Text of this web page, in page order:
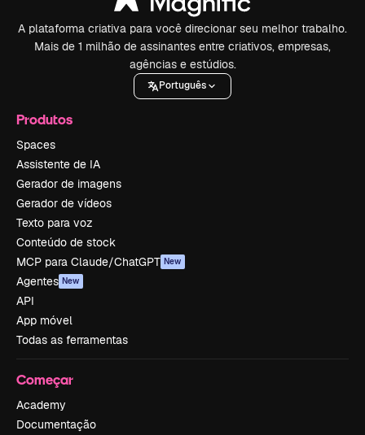
A plataforma criativa para você direcionar seu melhor trabalho.
Mais de 1 milhão de assinantes entre criativos, empresas,
agências e estúdios.
Português
Produtos
Spaces
Assistente de IA
Gerador de imagens
Gerador de vídeos
Texto para voz
Conteúdo de stock
MCP para Claude/ChatGPT New
Agentes New
API
App móvel
Todas as ferramentas
Começar
Academy
Documentação